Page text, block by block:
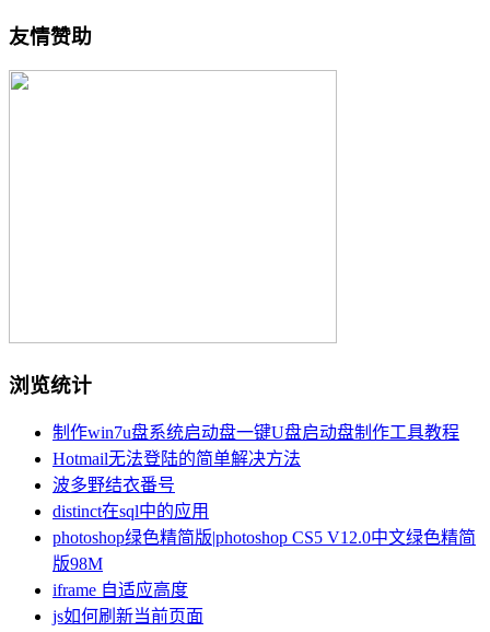
友情赞助
浏览统计
制作win7u盘系统启动盘一键U盘启动盘制作工具教程
Hotmail无法登陆的简单解决方法
波多野结衣番号
distinct在sql中的应用
photoshop绿色精简版|photoshop CS5 V12.0中文绿色精简
版98M
iframe 自适应高度
js如何刷新当前页面